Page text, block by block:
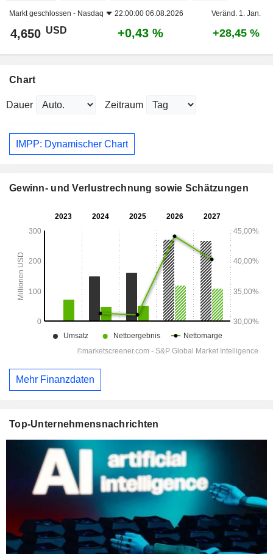
Markt geschlossen - Nasdaq 22:00:00 06.08.2026 Veränd. 1. Jan.
4,650 USD +0,43 % +28,45 %
Chart
Dauer Zeitraum
IMPP: Dynamischer Chart
Gewinn- und Verlustrechnung sowie Schätzungen
Mehr Finanzdaten
Top-Unternehmensnachrichten